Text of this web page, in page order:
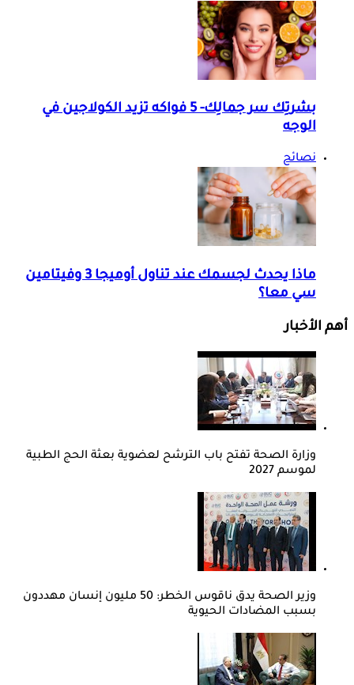
بشرتِك سر جمالِك- 5 فواكه تزيد الكولاجين في
الوجه
نصائح
ماذا يحدث لجسمك عند تناول أوميجا 3 وفيتامين
سي معا؟
أهم الأخبار
وزارة الصحة تفتح باب الترشح لعضوية بعثة الحج الطبية
لموسم 2027
وزير الصحة يدق ناقوس الخطر: 50 مليون إنسان مهددون
بسبب المضادات الحيوية